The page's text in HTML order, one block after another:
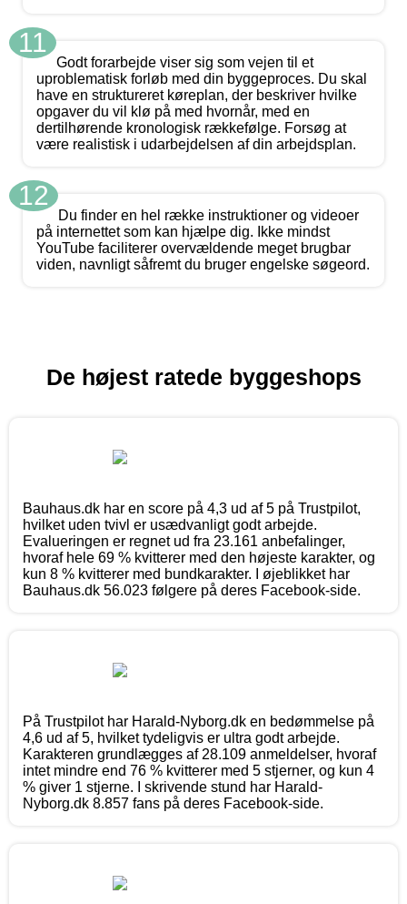
11
Godt forarbejde viser sig som vejen til et
uproblematisk forløb med din byggeproces. Du skal
have en struktureret køreplan, der beskriver hvilke
opgaver du vil klø på med hvornår, med en
dertilhørende kronologisk rækkefølge. Forsøg at
være realistisk i udarbejdelsen af din arbejdsplan.
12
Du finder en hel række instruktioner og videoer
på internettet som kan hjælpe dig. Ikke mindst
YouTube faciliterer overvældende meget brugbar
viden, navnligt såfremt du bruger engelske søgeord.
De højest ratede byggeshops
Bauhaus.dk har en score på 4,3 ud af 5 på Trustpilot,
hvilket uden tvivl er usædvanligt godt arbejde.
Evalueringen er regnet ud fra 23.161 anbefalinger,
hvoraf hele 69 % kvitterer med den højeste karakter, og
kun 8 % kvitterer med bundkarakter. I øjeblikket har
Bauhaus.dk 56.023 følgere på deres Facebook-side.
På Trustpilot har Harald-Nyborg.dk en bedømmelse på
4,6 ud af 5, hvilket tydeligvis er ultra godt arbejde.
Karakteren grundlægges af 28.109 anmeldelser, hvoraf
intet mindre end 76 % kvitterer med 5 stjerner, og kun 4
% giver 1 stjerne. I skrivende stund har Harald-
Nyborg.dk 8.857 fans på deres Facebook-side.